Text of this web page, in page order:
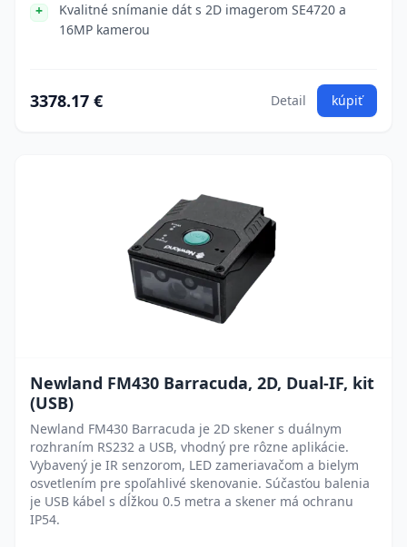
Kvalitné snímanie dát s 2D imagerom SE4720 a
16MP kamerou
3378.17 € Detail kúpiť
Newland FM430 Barracuda, 2D, Dual-IF, kit
(USB)
Newland FM430 Barracuda je 2D skener s duálnym
rozhraním RS232 a USB, vhodný pre rôzne aplikácie.
Vybavený je IR senzorom, LED zameriavačom a bielym
osvetlením pre spoľahlivé skenovanie. Súčasťou balenia
je USB kábel s dĺžkou 0.5 metra a skener má ochranu
IP54.